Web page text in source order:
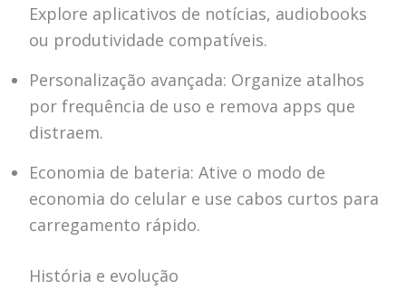
Explore aplicativos de notícias, audiobooks
ou produtividade compatíveis.
Personalização avançada: Organize atalhos
por frequência de uso e remova apps que
distraem.
Economia de bateria: Ative o modo de
economia do celular e use cabos curtos para
carregamento rápido.
História e evolução